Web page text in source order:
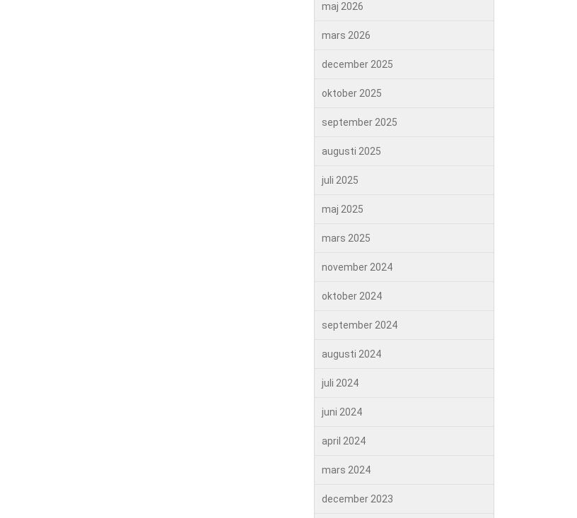
maj 2026
mars 2026
december 2025
oktober 2025
september 2025
augusti 2025
juli 2025
maj 2025
mars 2025
november 2024
oktober 2024
september 2024
augusti 2024
juli 2024
juni 2024
april 2024
mars 2024
december 2023